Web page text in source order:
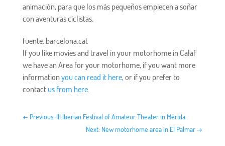
animación, para que los más pequeños empiecen a soñar
con aventuras ciclistas.
fuente: barcelona.cat
If you like movies and travel in your motorhome in Calaf
we have an Area for your motorhome, if you want more
informationyou can read it here, or if you prefer to
contactus from here.
← Previous: III Iberian Festival of Amateur Theater in Mérida
Next: New motorhome area in El Palmar →